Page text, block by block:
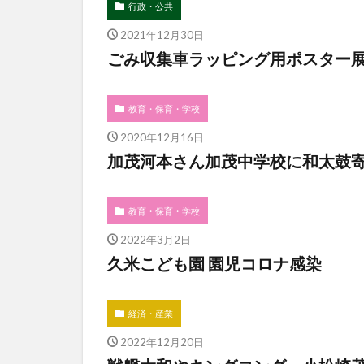
行政・公共
2021年12月30日
ごみ収集車ラッピング用ポスター
教育・保育・学校
2020年12月16日
加茂河本さん加茂中学校に和太鼓
教育・保育・学校
2022年3月2日
久米こども園 園児コロナ感染
経済・産業
2022年12月20日